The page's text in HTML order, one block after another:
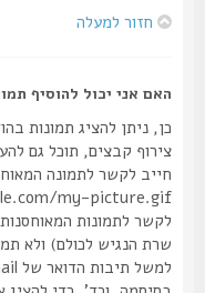
חזור למעלה
האם אני יכול להוסיף תמונות
כן, ניתן להציג תמונות
צירוף קבצים, תוכל גם
חייב לקשר לתמונה
לקשר לתמונות המאוחסנות
שרת הנגיש לכולם) ולא